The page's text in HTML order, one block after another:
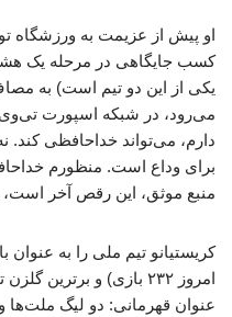
او پیش از عزیمت به ورزشگاه
کسب جایگاهی در مرحله یک‌
یکی از این دو تیم است) به
می‌رود، در شبکه اسپورت تی‌وی
دارم، می‌تواند خداحافظی کند.
برای وداع است. منظورم
منبع موثق، این رقص آخر
کریستیانو تیم ملی را به عنوان